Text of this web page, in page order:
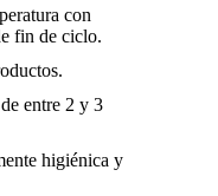
con
fin de ciclo.
entre 2 y 3
higiénica y